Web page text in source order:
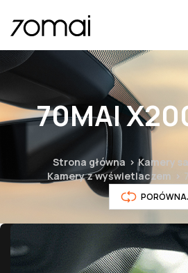
70MAI
Strona główna
Kamery
Kamery z wyświetlaczem